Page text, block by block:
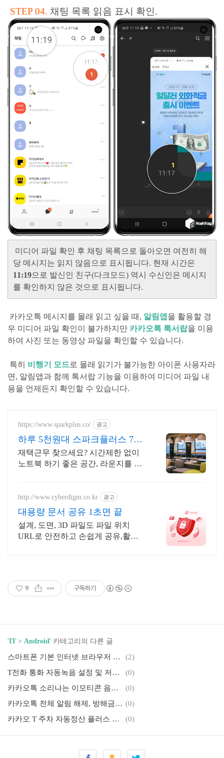
STEP 04. 채팅 목록 읽음 표시 확인.
미디어 파일 확인 후 채팅 목록으로 돌아오면 여전히 해
당 메시지는 읽지 않음으로 표시됩니다. 현재 시간은
11:19으로 발신인 친구(다크모드) 역시 수신인은 메시지
를 확인하지 않은 것으로 표시됩니다.
카카오톡 메시지를 몰래 읽고 싶을 때, 알림앱 을 활용할 경
우 미디어 파일 확인이 불가하지만 카카오톡 톡서랍을 이용
하여 사진 또는 동영상 파일을 확인할 수 있습니다.
특히 비행기 모드로 몰래 읽기가 불가능한 아이폰 사용자라
면, 알림앱과 함께 톡서랍 기능을 이용하여 미디어 파일 내
용을 언제든지 확인할 수 있습니다.
https://www.sparkplus.co/ 광고
하루 5천원대 스파크플러스 7월
프로모션 혜택 받기
재택근무 찾으세요? 시간제한 없이
노트북 하기 좋은 공간, 라운지를 이
http://www.cyberdigm.co.kr 광고
대용량 문서 공유 1초면 끝
설계, 도면, 3D 파일도 파일 위치
URL로 안전하고 손쉽게 공유,활용
9 구독하기
'IT> Android' 카테고리의 다른 글
스마트폰 기본 인터넷 브라우저 변경 방법 (갤럭시)
(2)
T전화 통화 자동녹음 설정 및 저장 위치, 녹음 파일로 저장하기
(0)
카카오톡 소리나는 이모티콘 음소거 설정 방법 (이모티콘 사운드)
(0)
카카오톡 전체 알림 해제, 방해금지 설정 방법 (0)
카카오 T 주차 자동정산 플러스 이용 방법 (접촉 없는 비대면 요금결제)
(0)
카카오톡 단톡방 알림 끄기, 특정 채팅방 알림 해제 (0)
카카오톡 계정 두 개 동시에 사용, 듀얼 메신저 (가상 번호 생성 방법)
(18)